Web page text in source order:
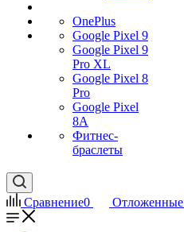
OnePlus
Google Pixel 9
Google Pixel 9
Pro XL
Google Pixel 8
Pro
Google Pixel
8A
Фитнес-
браслеты
Сравнение0 Отложенные